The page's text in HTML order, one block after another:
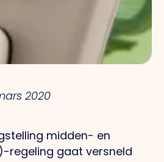
2020
midden- en
regeling gaat versneld